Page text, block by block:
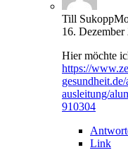
Till Sukopp
16.
Hier möchte
https://
ausleitung/
910304
Link